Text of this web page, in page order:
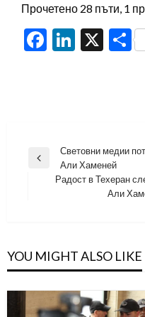
Прочетено 28 пъти, 1
Facebook
LinkedIn
X
Навигация
Previous
Световни медии
Али Хаменей
Радост в Техеран
Али
YOU MIGHT ALSO LIKE